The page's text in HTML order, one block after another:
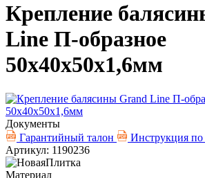
Крепление
Line П-образное
50х40х50х1,6мм
Документы
Гарантийный талон
Инструкция
Артикул: 1190236
Материал